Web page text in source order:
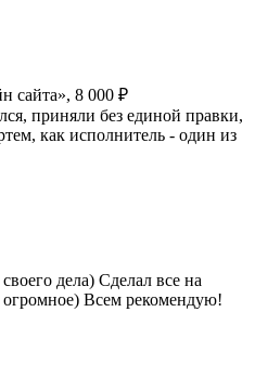
сайта», 8 000 ₽
приняли без единой правки,
как исполнитель - один из
дела) Сделал все на
Всем рекомендую!